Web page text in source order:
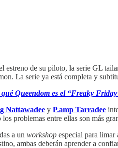
estreno de su piloto, la serie GL
La serie ya está completa y
Queendom es el “Freaky
Nattawadee y P.amp Tarradee
los problemas entre ellas son más
a un workshop especial para limar
ambas deberán aprender a